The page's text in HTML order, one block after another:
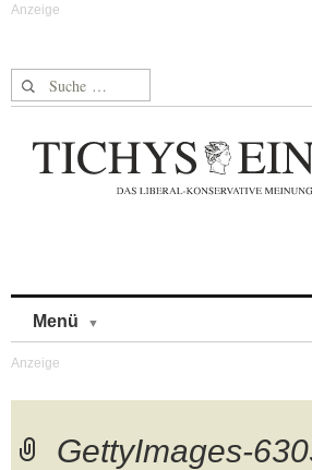
Suche nach:
Menü
GettyImages-